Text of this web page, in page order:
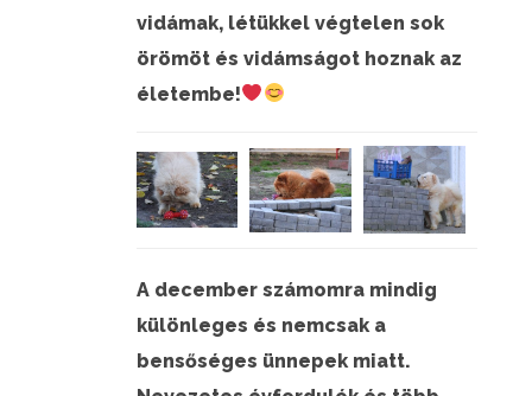
vidámak, létükkel végtelen sok
örömöt és vidámságot hoznak az
életembe!
A december számomra mindig
különleges és nemcsak a
bensőséges ünnepek miatt.